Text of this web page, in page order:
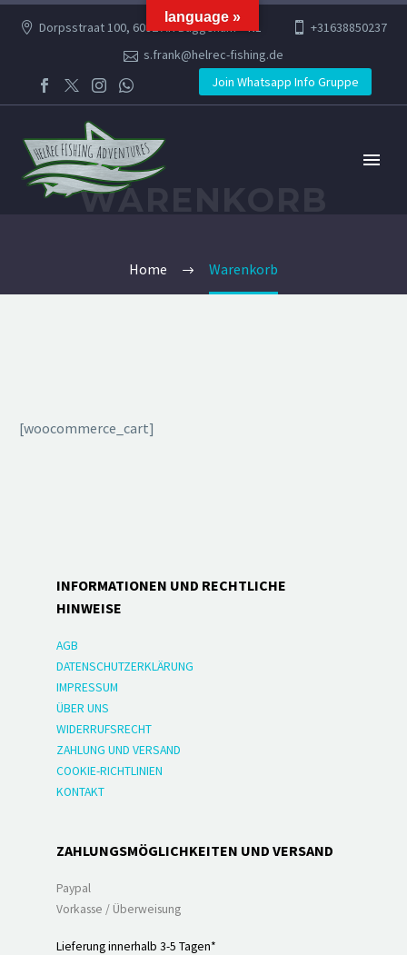
Dorpsstraat 100, 6082 AR Buggenum – NL
+31638850237
s.frank@helrec-fishing.de
Join Whatsapp Info Gruppe
WARENKORB
Home Warenkorb
[woocommerce_cart]
INFORMATIONEN UND RECHTLICHE
HINWEISE
AGB
DATENSCHUTZERKLÄRUNG
IMPRESSUM
ÜBER UNS
WIDERRUFSRECHT
ZAHLUNG UND VERSAND
COOKIE-RICHTLINIEN
KONTAKT
ZAHLUNGSMÖGLICHKEITEN UND VERSAND
Paypal
Vorkasse / Überweisung
Lieferung innerhalb 3-5 Tagen*
language »